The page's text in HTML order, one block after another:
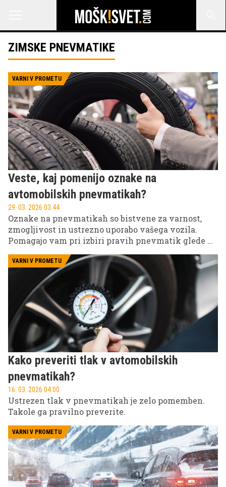
ZIMSKE PNEVMATIKE
VARNI V PROMETU
Veste, kaj pomenijo oznake na
avtomobilskih pnevmatikah?
29. 03. 2026 03.44
Oznake na pnevmatikah so bistvene za varnost,
zmogljivost in ustrezno uporabo vašega vozila.
Pomagajo vam pri izbiri pravih pnevmatik glede na
sledi pregled najpomembnejših oznak, ki jih najdete
na pnevmatikah, in njihov pomen.
VARNI V PROMETU
Kako preveriti tlak v avtomobilskih
pnevmatikah?
16. 03. 2026 04.00
Ustrezen tlak v pnevmatikah je zelo pomemben.
Takole ga pravilno preverite.
VARNI V PROMETU